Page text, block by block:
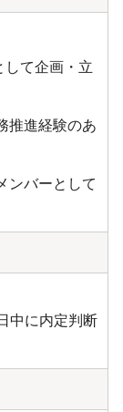
して企画・立
推進経験のあ
ンバーとして
中に内定判断